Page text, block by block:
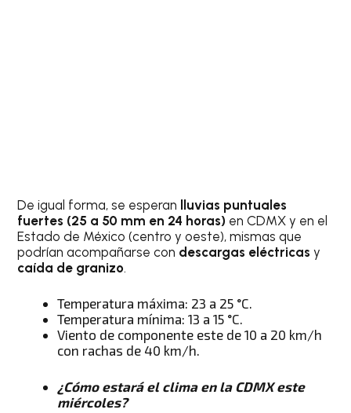
De igual forma, se esperan lluvias puntuales
fuertes (25 a 50 mm en 24 horas) en CDMX y en el
Estado de México (centro y oeste), mismas que
podrían acompañarse con descargas eléctricas y
caída de granizo.
Temperatura máxima: 23 a 25 °C.
Temperatura mínima: 13 a 15 °C.
Viento de componente este de 10 a 20 km/h
con rachas de 40 km/h.
¿Cómo estará el clima en la CDMX este
miércoles?